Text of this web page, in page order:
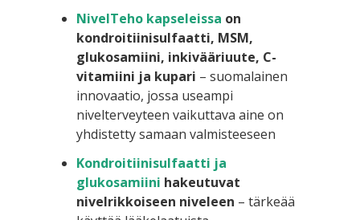
NivelTeho kapseleissa on
kondroitiinisulfaatti, MSM,
glukosamiini, inkivääriuute, C-
vitamiini ja kupari – suomalainen
innovaatio, jossa useampi
nivelterveyteen vaikuttava aine on
yhdistetty samaan valmisteeseen
Kondroitiinisulfaatti ja
glukosamiini hakeutuvat
nivelrikkoiseen niveleen – tärkeää